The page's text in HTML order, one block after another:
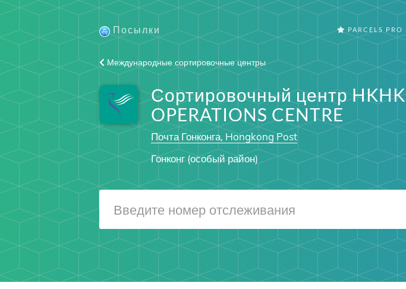
Посылки PARCELS PRO
Международные сортировочные центры
Сортировочный центр
OPERATIONS CENTRE
Почта Гонконга, Hongkong Post
Гонконг (особый район)